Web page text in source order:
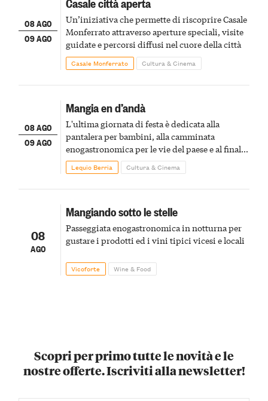
08 AGO
09 AGO
Un’iniziativa che permette di riscoprire Casale
Monferrato attraverso aperture speciali, visite
guidate e percorsi diffusi nel cuore della città
Casale Monferrato Cultura & Cinema
08 AGO
09 AGO
Mangia en d’andà
L'ultima giornata di festa è dedicata alla
pantalera per bambini, alla camminata
enogastronomica per le vie del paese e al finale
pirotecnico
Lequio Berria Cultura & Cinema
08
AGO
Mangiando sotto le stelle
Passeggiata enogastronomica in notturna per
gustare i prodotti ed i vini tipici vicesi e locali
Vicoforte Wine & Food
Scopri per primo tutte le novità e le
nostre offerte. Iscriviti alla newsletter!